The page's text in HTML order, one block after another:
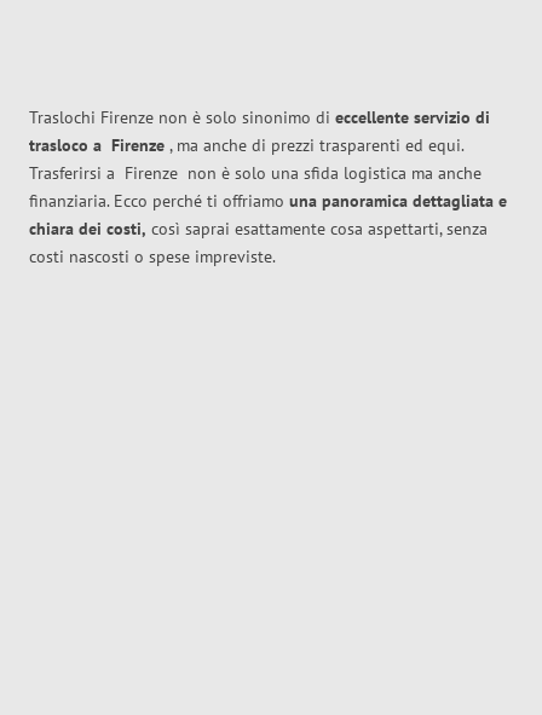
Traslochi Firenze non è solo sinonimo di eccellente servizio di
trasloco a Firenze , ma anche di prezzi trasparenti ed equi.
Trasferirsi a Firenze non è solo una sfida logistica ma anche
finanziaria. Ecco perché ti offriamo una panoramica dettagliata e
chiara dei costi, così saprai esattamente cosa aspettarti, senza
costi nascosti o spese impreviste.